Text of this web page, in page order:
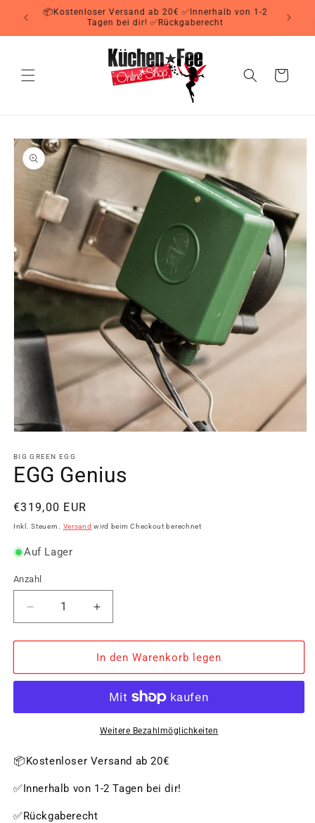
zum
📦Kostenloser Versand ab 20€ ✅Innerhalb von 1-2
Tagen bei dir! ✅Rückgaberecht
Warenkorb
in
Modal
öffnen
BIG GREEN EGG
EGG Genius
Normaler
Preis
€319,00 EUR
Inkl. Steuern. Versand wird beim Checkout berechnet
Auf Lager
Anzahl
Verringere
die
Menge
EGG
Erhöhe
die
Menge
für
EGG
In den Warenkorb legen
Weitere Bezahlmöglichkeiten
📦Kostenloser Versand ab 20€
✅Innerhalb von 1-2 Tagen bei dir!
✅Rückgaberecht